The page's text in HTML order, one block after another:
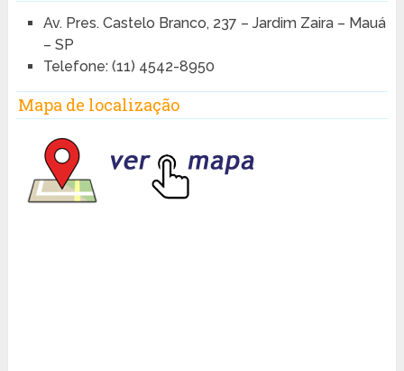
Av. Pres. Castelo Branco, 237 – Jardim Zaira – Mauá
– SP
Telefone: (11) 4542-8950
Mapa de localização